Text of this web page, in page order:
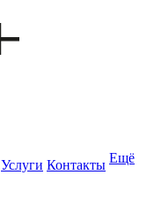
Услуги Контакты Ещё